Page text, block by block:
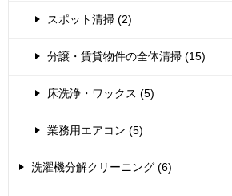
スポット清掃 (2)
分譲・賃貸物件の全体清掃 (15)
床洗浄・ワックス (5)
業務用エアコン (5)
洗濯機分解クリーニング (6)